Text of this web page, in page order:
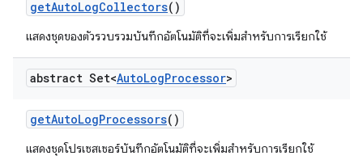
getAutoLogCollectors()
แสดงชุดของตัวรวบรวมบันทึกอัตโนมัติที่จะเพิ่มสำหรับการเรียกใช้
abstract Set<AutoLogProcessor>
getAutoLogProcessors()
แสดงชุดโปรเซสเซอร์บันทึกอัตโนมัติที่จะเพิ่มสำหรับการเรียกใช้